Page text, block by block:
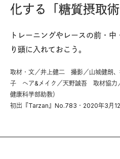
化する「糖質摂取術
トレーニングやレースの前・
り頭に入れておこう。
取材・文／井上健二 撮影／山城健朗
子 ヘア&メイク／天野誠吾 取材協力
健康科学部助教）
初出『Tarzan』No.783・2020年3月12